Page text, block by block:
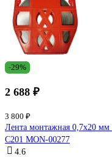
-29%
2 688 ₽
3 800 ₽
Лента монтажная 0,7x20 мм
С201 MON-00277
4.6